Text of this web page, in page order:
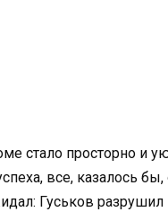
стало просторно и
все, казалось
Гуськов